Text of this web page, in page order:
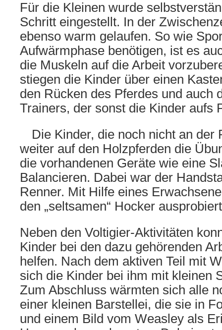
Für die Kleinen wurde
Schritt eingestellt. In der
ebenso warm gelaufen. So wie
Aufwärmphase benötigen, ist es
die Muskeln auf die Arbeit
stiegen die Kinder über einen
den Rücken des Pferdes und auch
Trainers, der sonst die Kinder aufs
Die Kinder, die noch nicht an der
weiter auf den Holzpferden die
die vorhandenen Geräte wie eine
Balancieren. Dabei war der
Renner. Mit Hilfe eines
den „seltsamen“ Hocker
Neben den Voltigier-Aktivitäten
Kinder bei den dazu gehörenden
helfen. Nach dem aktiven Teil mit
sich die Kinder bei ihm mit kleinen
Zum Abschluss wärmten sich alle
einer kleinen Barstellei, die sie in
und einem Bild vom Weasley als